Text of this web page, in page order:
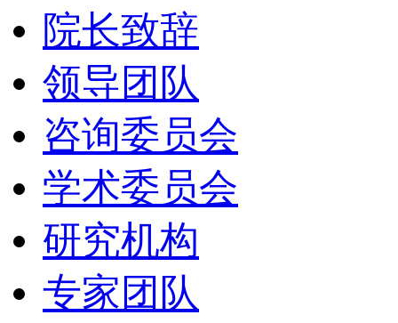
院长致辞
领导团队
咨询委员会
学术委员会
研究机构
专家团队